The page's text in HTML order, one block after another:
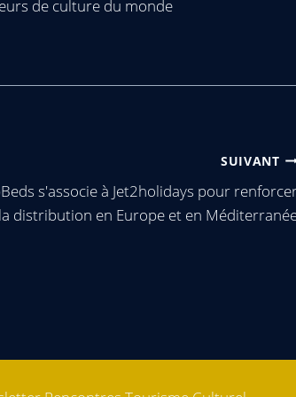
de culture du monde
SUIVANT
s'associe à Jet2holidays pour
la distribution en Europe et en